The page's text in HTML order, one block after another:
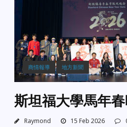
商情報導 地方新聞
斯坦福大學馬年
Raymond 15 Feb 2026